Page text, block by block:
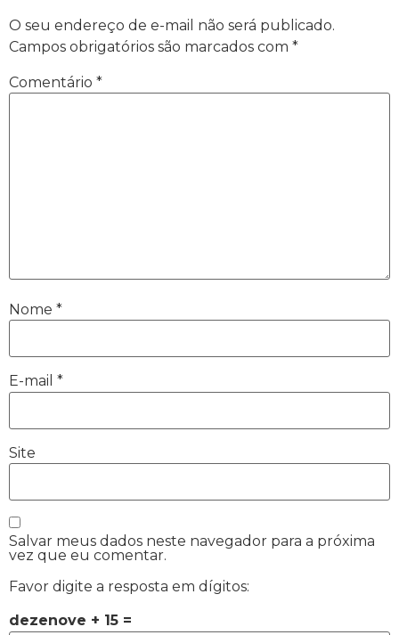
O seu endereço de e-mail não será publicado.
Campos obrigatórios são marcados com *
Comentário *
Nome *
E-mail *
Site
Salvar meus dados neste navegador para a próxima
vez que eu comentar.
Favor digite a resposta em dígitos:
dezenove + 15 =